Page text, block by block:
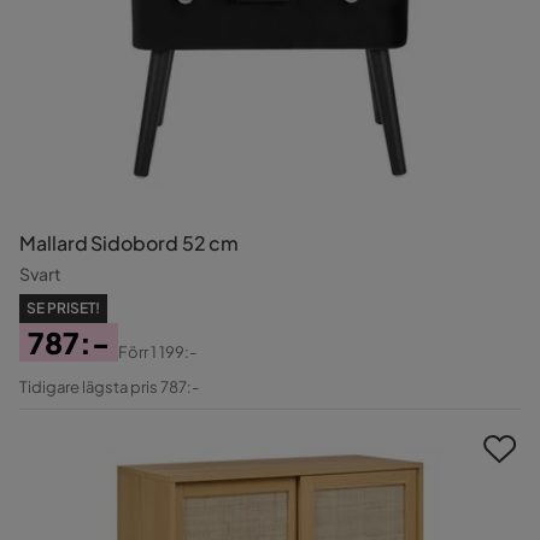
Mallard Sidobord 52 cm
Svart
SE PRISET!
Pris
787:-
Original
Förr1 199:-
Tidigare lägsta pris 787:-